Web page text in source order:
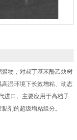
物，对叔丁基苯酚乙炔树
湿环境下长效增粘、动态
进口。主要应用于高档子
剂的超级增粘组分。